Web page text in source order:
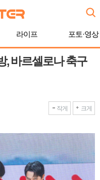
라이프 포토·영상
, 바르셀로나 축구
작게 크게